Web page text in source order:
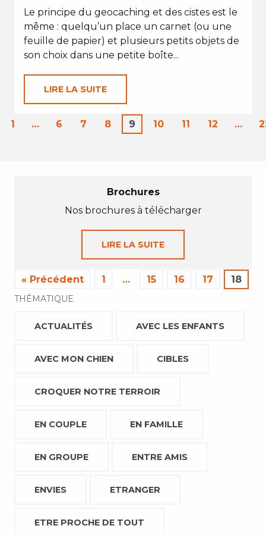
Le principe du geocaching et des cistes est le
même : quelqu’un place un carnet (ou une
feuille de papier) et plusieurs petits objets de
son choix dans une petite boîte...
LIRE LA SUITE
1 … 6 7 8 9 10 11 12 …
Brochures
Nos brochures à télécharger
LIRE LA SUITE
« Précédent 1 … 15 16 17 18
THÉMATIQUE
ACTUALITÉS AVEC LES ENFANTS
AVEC MON CHIEN CIBLES
CROQUER NOTRE TERROIR
EN COUPLE EN FAMILLE
EN GROUPE ENTRE AMIS
ENVIES ETRANGER
ETRE PROCHE DE TOUT